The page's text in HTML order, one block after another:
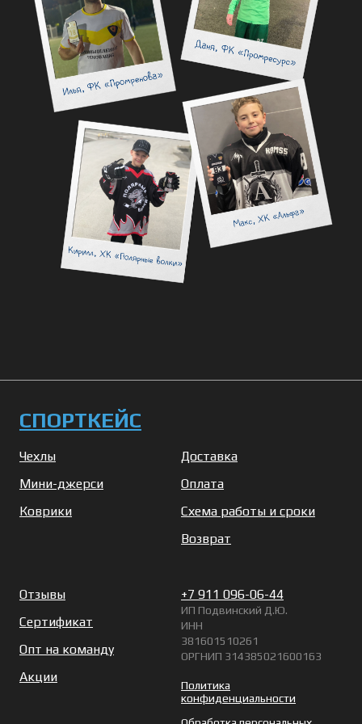
СПОРТКЕЙС
Чехлы
Мини-джерси
Коврики
Доставка
Оплата
Схема работы и сроки
Возврат
Отзывы
Сертификат
Опт на команду
Акции
+7 911 096-06-44
ИП Подвинский Д.Ю.
ИНН
381601510261
ОРГНИП 314385021600163
Политика
конфиденциальности